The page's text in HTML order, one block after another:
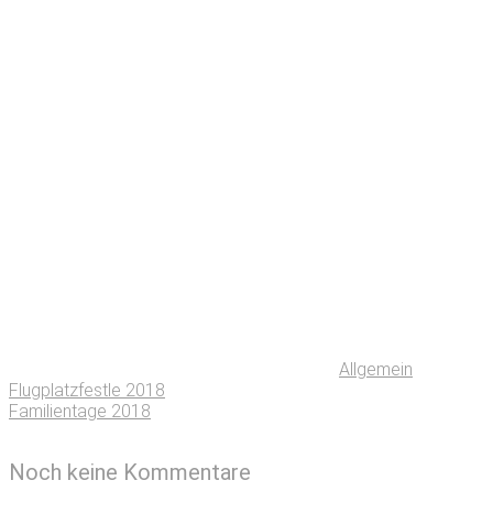
Allgemein
Flugplatzfestle 2018
Familientage 2018
Noch keine Kommentare